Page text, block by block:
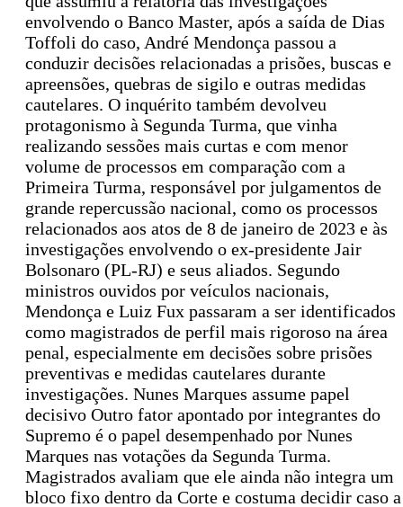
envolvendo o Banco Master, após a saída de Dias
Toffoli do caso, André Mendonça passou a
conduzir decisões relacionadas a prisões, buscas e
apreensões, quebras de sigilo e outras medidas
cautelares. O inquérito também devolveu
protagonismo à Segunda Turma, que vinha
realizando sessões mais curtas e com menor
volume de processos em comparação com a
Primeira Turma, responsável por julgamentos de
grande repercussão nacional, como os processos
relacionados aos atos de 8 de janeiro de 2023 e às
investigações envolvendo o ex-presidente Jair
Bolsonaro (PL-RJ) e seus aliados. Segundo
ministros ouvidos por veículos nacionais,
Mendonça e Luiz Fux passaram a ser identificados
como magistrados de perfil mais rigoroso na área
penal, especialmente em decisões sobre prisões
preventivas e medidas cautelares durante
investigações. Nunes Marques assume papel
decisivo Outro fator apontado por integrantes do
Supremo é o papel desempenhado por Nunes
Marques nas votações da Segunda Turma.
Magistrados avaliam que ele ainda não integra um
bloco fixo dentro da Corte e costuma decidir caso a